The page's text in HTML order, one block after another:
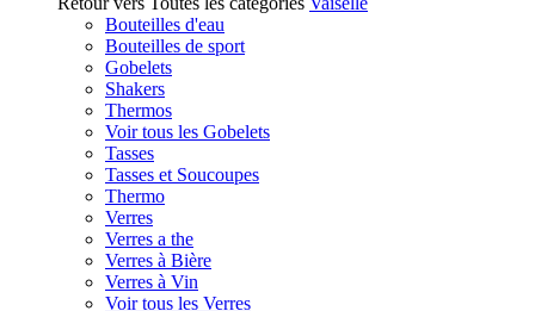
Bouteilles d'eau
Bouteilles de sport
Gobelets
Shakers
Thermos
Voir tous les Gobelets
Tasses
Tasses et Soucoupes
Thermo
Verres
Verres a the
Verres à Bière
Verres à Vin
Voir tous les Verres